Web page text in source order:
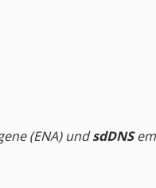
(ENA) undsdDNS